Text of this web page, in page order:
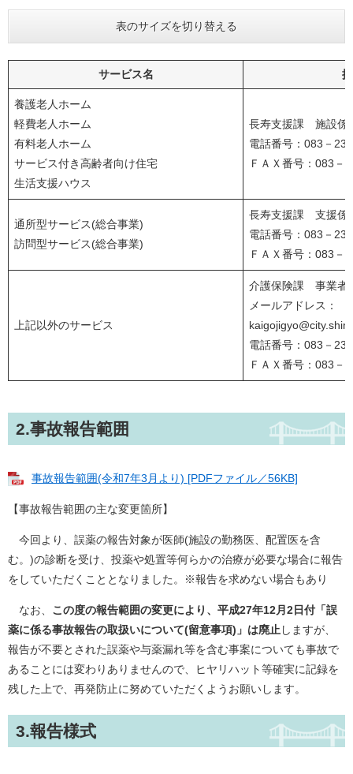
表のサイズを切り替える
サービス名
養護老人ホーム
軽費老人ホーム
有料老人ホーム
サービス付き高齢者向け住宅
生活支援ハウス
長寿支援課 施設係
電話番号：083－
ＦＡＸ番号：083－
通所型サービス(総合事業)
訪問型サービス(総合事業)
長寿支援課 支援係
電話番号：083－
ＦＡＸ番号：083－
上記以外のサービス
介護保険課 事業者
メールアドレス：
電話番号：083－
ＦＡＸ番号：083－
2.事故報告範囲
事故報告範囲(令和7年3月より) [PDFファイル／56KB]
【事故報告範囲の主な変更箇所】
今回より、誤薬の報告対象が医師(施設の勤務医、配置医を含
む。)の診断を受け、投薬や処置等何らかの治療が必要な場合に報告
をしていただくこととなりました。※報告を求めない場合もあり
なお、 この度の報告範囲の変更により、平成27年12月2日付「誤
薬に係る事故報告の取扱いについて(留意事項)」は廃止 しますが、
報告が不要とされた誤薬や与薬漏れ等を含む事案についても事故で
あることには変わりありませんので、ヒヤリハット等確実に記録を
残した上で、再発防止に努めていただくようお願いします。
3.報告様式